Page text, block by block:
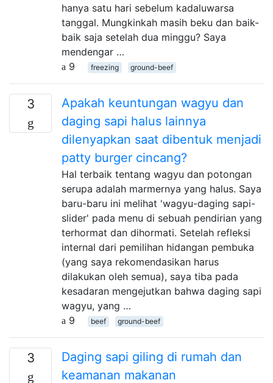
hanya satu hari sebelum kadaluwarsa
tanggal. Mungkinkah masih beku dan baik-
baik saja setelah dua minggu? Saya
mendengar …
9
freezing ground-beef
3
Apakah keuntungan wagyu dan
daging sapi halus lainnya
dilenyapkan saat dibentuk menjadi
patty burger cincang?
Hal terbaik tentang wagyu dan potongan
serupa adalah marmernya yang halus. Saya
baru-baru ini melihat 'wagyu-daging sapi-
slider' pada menu di sebuah pendirian yang
terhormat dan dihormati. Setelah refleksi
internal dari pemilihan hidangan pembuka
(yang saya rekomendasikan harus
dilakukan oleh semua), saya tiba pada
kesadaran mengejutkan bahwa daging sapi
wagyu, yang …
9
beef ground-beef
3
Daging sapi giling di rumah dan
keamanan makanan